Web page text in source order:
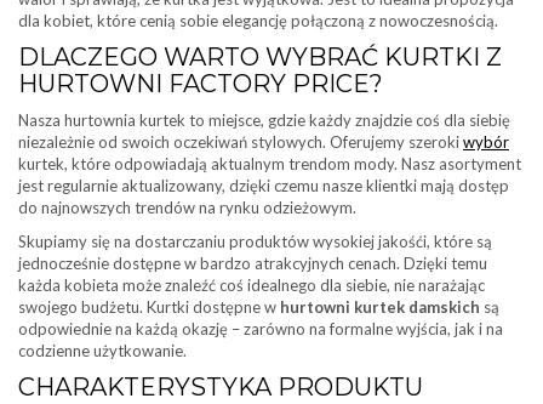
dla kobiet, które cenią sobie elegancję połączoną z nowoczesnością.
DLACZEGO WARTO WYBRAĆ KURTKI Z
HURTOWNI FACTORY PRICE?
Nasza hurtownia kurtek to miejsce, gdzie każdy znajdzie coś dla siebię
niezależnie od swoich oczekiwań stylowych. Oferujemy szerokiwybór
kurtek, które odpowiadają aktualnym trendom mody. Nasz asortyment
jest regularnie aktualizowany, dzięki czemu nasze klientki mają dostęp
do najnowszych trendów na rynku odzieżowym.
Skupiamy się na dostarczaniu produktów wysokiej jakośći, które są
jednocześnie dostępne w bardzo atrakcyjnych cenach. Dzięki temu
każda kobieta może znaleźć coś idealnego dla siebie, nie narażając
swojego budżetu. Kurtki dostępne w hurtowni kurtek damskich są
odpowiednie na każdą okazję – zarówno na formalne wyjścia, jak i na
codzienne użytkowanie.
CHARAKTERYSTYKA PRODUKTU